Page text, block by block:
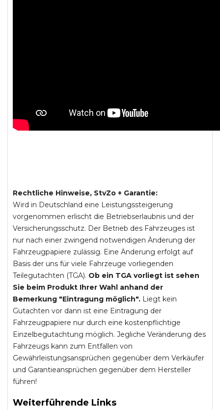
Rechtliche Hinweise, StvZo + Garantie:
Wird in Deutschland eine Leistungssteigerung
vorgenommen erlischt die Betriebserlaubnis und der
Versicherungsschutz. Der Betrieb des Fahrzeuges ist
nur nach einer zwingend notwendigen Änderung der
Fahrzeugpapiere zulässig. Eine Änderung erfolgt auf
Basis der uns für viele Fahrzeuge vorliegenden
Teilegutachten (TGA). Ob ein TGA vorliegt ist sehen
Sie beim Produkt Ihrer Wahl anhand der
Bemerkung "Eintragung möglich". Liegt kein
Gutachten vor dann ist eine Eintragung der
Fahrzeugpapiere nur durch eine kostenpflichtige
Einzelbegutachtung möglich. Jegliche Veränderung des
Fahrzeugs kann zum Entfallen von
Gewährleistungsansprüchen gegenüber dem Verkäufer
und Garantieansprüchen gegenüber dem Hersteller
führen!
Weiterführende Links